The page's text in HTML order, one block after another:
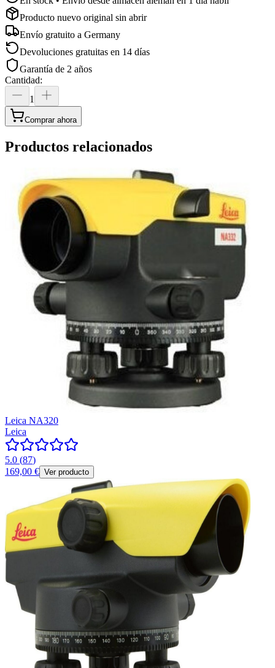
Producto nuevo original sin abrir
Envío gratuito a Germany
Devoluciones gratuitas en 14 días
Garantía de 2 años
Cantidad:
1
Comprar ahora
Productos relacionados
Leica NA320
Leica
5.0 (87)
169,00 € Ver producto